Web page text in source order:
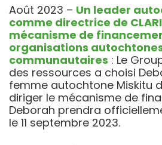
Août 2023 – Un leader
comme directrice de
mécanisme de
organisations
communautaires : Le
des ressources a choisi
femme autochtone Miskitu
diriger le mécanisme de
Deborah prendra
le 11 septembre 2023.